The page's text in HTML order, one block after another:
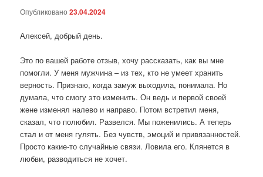
Опубликовано23.04.2024
Алексей, добрый день.
Это по вашей работе отзыв, хочу рассказать, как вы мне
помогли. У меня мужчина – из тех, кто не умеет хранить
верность. Признаю, когда замуж выходила, понимала. Но
думала, что смогу это изменить. Он ведь и первой своей
жене изменял налево и направо. Потом встретил меня,
сказал, что полюбил. Развелся. Мы поженились. А теперь
стал и от меня гулять. Без чувств, эмоций и привязанностей.
Просто какие-то случайные связи. Ловила его. Клянется в
любви, разводиться не хочет.